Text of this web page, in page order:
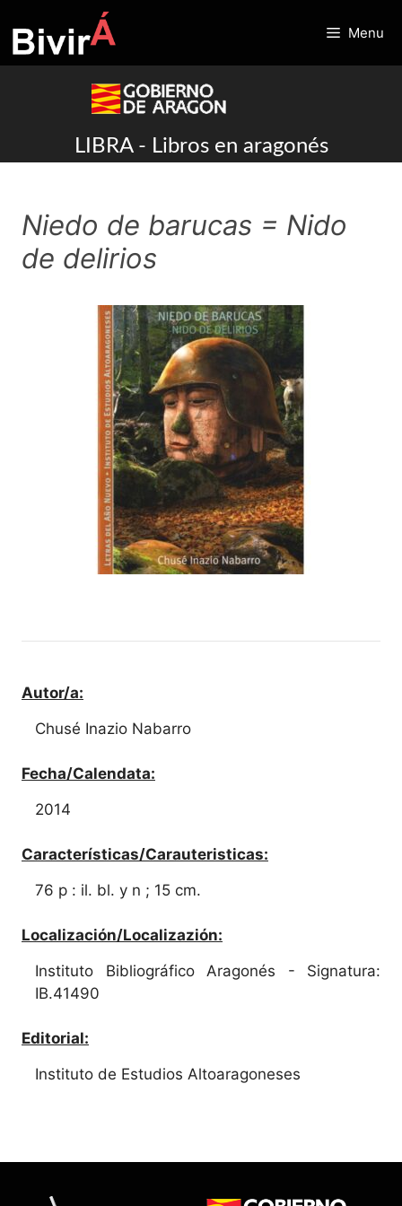
to
content
Menu
LIBRA - Libros en aragonés
Niedo de barucas = Nido
de delirios
Autor/a:
Chusé Inazio Nabarro
Fecha/Calendata:
2014
Características/Carauteristicas:
76 p : il. bl. y n ; 15 cm.
Localización/Localizazión:
Instituto Bibliográfico Aragonés - Signatura:
IB.41490
Editorial:
Instituto de Estudios Altoaragoneses